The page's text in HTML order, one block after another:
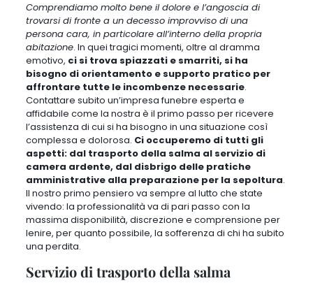
Comprendiamo molto bene il dolore e l’angoscia di
trovarsi di fronte a un decesso improvviso di una
persona cara, in particolare all’interno della propria
abitazione. In quei tragici momenti, oltre al dramma
emotivo, ci si trova spiazzati e smarriti, si ha
bisogno di orientamento e supporto pratico per
affrontare tutte le incombenze necessarie.
Contattare subito un’impresa funebre esperta e
affidabile come la nostra è il primo passo per ricevere
l’assistenza di cui si ha bisogno in una situazione così
complessa e dolorosa. Ci occuperemo di tutti gli
aspetti: dal trasporto della salma al servizio di
camera ardente, dal disbrigo delle pratiche
amministrative alla preparazione per la sepoltura.
Il nostro primo pensiero va sempre al lutto che state
vivendo: la professionalità va di pari passo con la
massima disponibilità, discrezione e comprensione per
lenire, per quanto possibile, la sofferenza di chi ha subito
una perdita.
Servizio di trasporto della salma